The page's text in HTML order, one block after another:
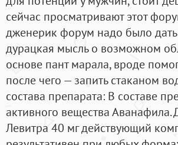
сейчас просматривают этот
дженерик форум надо было дать
дурацкая мысль о возможном
основе пант марала, вроде
после чего — запить стаканом
состава препарата: В составе
активного вещества
Левитра 40 мг действующий